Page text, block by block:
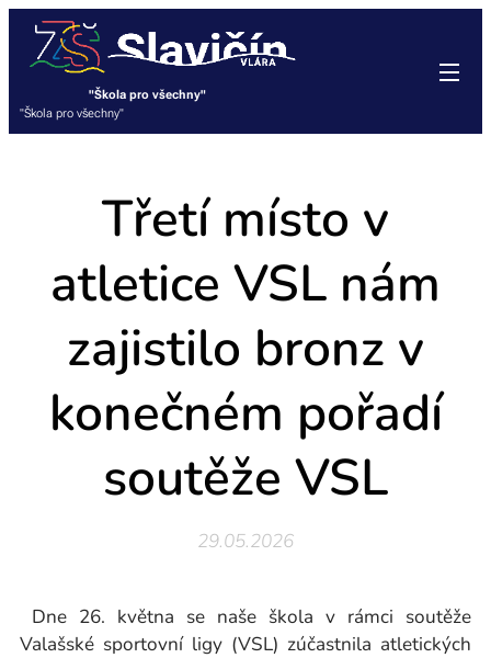
"Škola pro všechny"
"Škola pro všechny"
Třetí místo v
atletice VSL nám
zajistilo bronz v
konečném pořadí
soutěže VSL
29.05.2026
Dne 26. května se naše škola v rámci soutěže
Valašské sportovní ligy (VSL) zúčastnila atletických